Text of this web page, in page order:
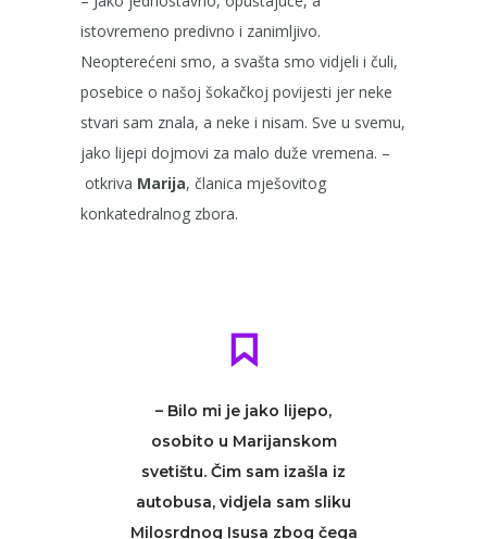
istovremeno predivno i zanimljivo.
Neopterećeni smo, a svašta smo vidjeli i čuli,
posebice o našoj šokačkoj povijesti jer neke
stvari sam znala, a neke i nisam. Sve u svemu,
jako lijepi dojmovi za malo duže vremena. –
otkriva Marija, članica mješovitog
konkatedralnog zbora.
– Bilo mi je jako lijepo,
osobito u Marijanskom
svetištu. Čim sam izašla iz
autobusa, vidjela sam sliku
Milosrdnog Isusa zbog čega